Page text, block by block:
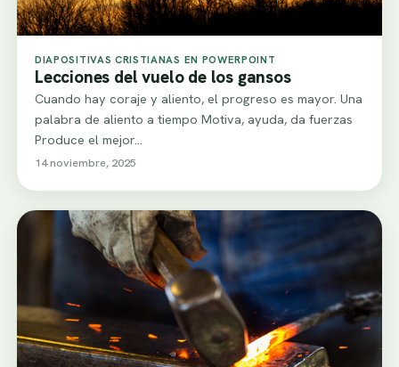
DIAPOSITIVAS CRISTIANAS EN POWERPOINT
Lecciones del vuelo de los gansos
Cuando hay coraje y aliento, el progreso es mayor. Una
palabra de aliento a tiempo Motiva, ayuda, da fuerzas
Produce el mejor…
14 noviembre, 2025